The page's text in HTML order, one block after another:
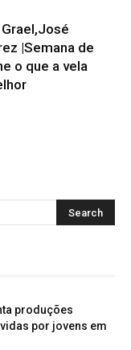
|Semana de
o que a vela
produções
por jovens em